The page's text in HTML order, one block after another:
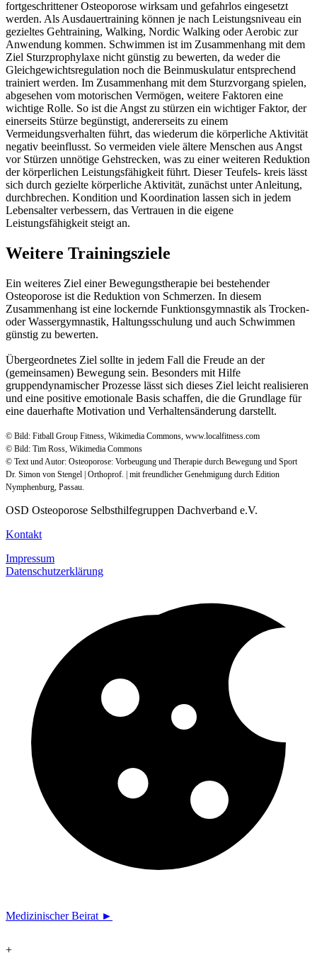
fortgeschrittener Osteoporose wirksam und gefahrlos eingesetzt
werden. Als Ausdauertraining können je nach Leistungsniveau ein
gezieltes Gehtraining, Walking, Nordic Walking oder Aerobic zur
Anwendung kommen. Schwimmen ist im Zusammenhang mit dem
Ziel Sturzprophylaxe nicht günstig zu bewerten, da weder die
Gleichgewichtsregulation noch die Beinmuskulatur entsprechend
trainiert werden. Im Zusammenhang mit dem Sturzvorgang spielen,
abgesehen vom motorischen Vermögen, weitere Faktoren eine
wichtige Rolle. So ist die Angst zu stürzen ein wichtiger Faktor, der
einerseits Stürze begünstigt, andererseits zu einem
Vermeidungsverhalten führt, das wiederum die körperliche Aktivität
negativ beeinflusst. So vermeiden viele ältere Menschen aus Angst
vor Stürzen unnötige Gehstrecken, was zu einer weiteren Reduktion
der körperlichen Leistungsfähigkeit führt. Dieser Teufels- kreis lässt
sich durch gezielte körperliche Aktivität, zunächst unter Anleitung,
durchbrechen. Kondition und Koordination lassen sich in jedem
Lebensalter verbessern, das Vertrauen in die eigene
Leistungsfähigkeit steigt an.
Weitere Trainingsziele
Ein weiteres Ziel einer Bewegungstherapie bei bestehender
Osteoporose ist die Reduktion von Schmerzen. In diesem
Zusammenhang ist eine lockernde Funktionsgymnastik als Trocken-
oder Wassergymnastik, Haltungsschulung und auch Schwimmen
günstig zu bewerten.
Übergeordnetes Ziel sollte in jedem Fall die Freude an der
(gemeinsamen) Bewegung sein. Besonders mit Hilfe
gruppendynamischer Prozesse lässt sich dieses Ziel leicht realisieren
und eine positive emotionale Basis schaffen, die die Grundlage für
eine dauerhafte Motivation und Verhaltensänderung darstellt.
© Bild: Fitball Group Fitness, Wikimedia Commons, www.localfitness.com
© Bild: Tim Ross, Wikimedia Commons
© Text und Autor: Osteoporose: Vorbeugung und Therapie durch Bewegung und Sport
Dr. Simon von Stengel | Orthoprof. | mit freundlicher Genehmigung durch Edition
Nymphenburg, Passau.
OSD Osteoporose Selbsthilfegruppen Dachverband e.V.
Kontakt
Impressum
Datenschutzerklärung
Medizinischer Beirat ►
+